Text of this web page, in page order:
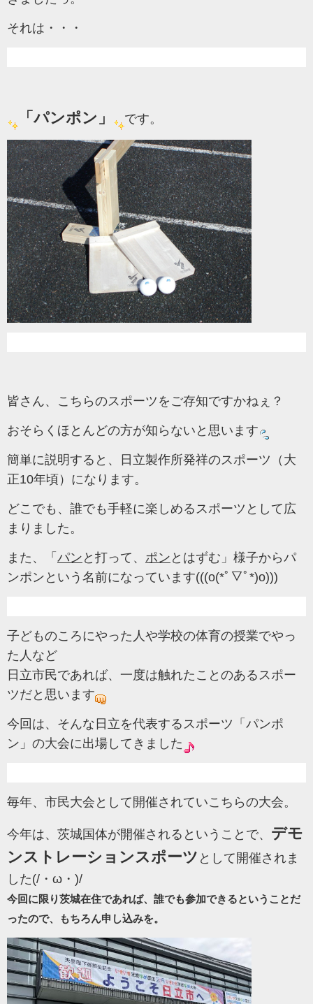
それは・・・
「パンポン」 です。
皆さん、こちらのスポーツをご存知ですかねぇ？
おそらくほとんどの方が知らないと思います
簡単に説明すると、日立製作所発祥のスポーツ（大
正10年頃）になります。
どこでも、誰でも手軽に楽しめるスポーツとして広
まりました。
また、「 パン と打って、 ポン とはずむ」様子からパ
ンポンという名前になっています(((o(*ﾟ▽ﾟ*)o)))
子どものころにやった人や学校の体育の授業でやっ
た人など
日立市民であれば、一度は触れたことのあるスポー
ツだと思います
今回は、そんな日立を代表するスポーツ「パンポ
ン」の大会に出場してきました
毎年、市民大会として開催されていこちらの大会。
今年は、茨城国体が開催されるということで、 デモ
ンストレーションスポーツ として開催されま
した(/・ω・)/
今回に限り茨城在住であれば、誰でも参加できるということだ
ったので、もちろん申し込みを。